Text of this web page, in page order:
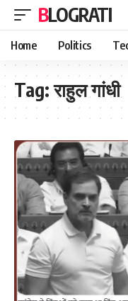
BLOGRATI
Home Politics
Tag:राहुल गांधी